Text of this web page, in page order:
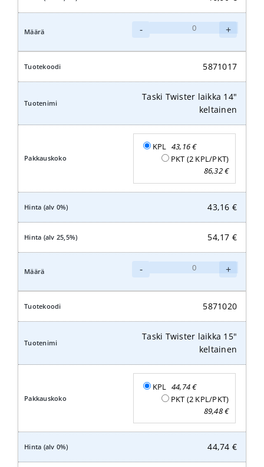
-
laikka
määrä
+
5871017
Taski Twister laikka 14"
keltainen
KPL 43,16€
PKT (2 KPL/PKT)
86,32€
43,16 €
54,17 €
-
laikka
keltainen
määrä
+
5871020
Taski Twister laikka 15"
keltainen
KPL 44,74€
PKT (2 KPL/PKT)
89,48€
44,74 €